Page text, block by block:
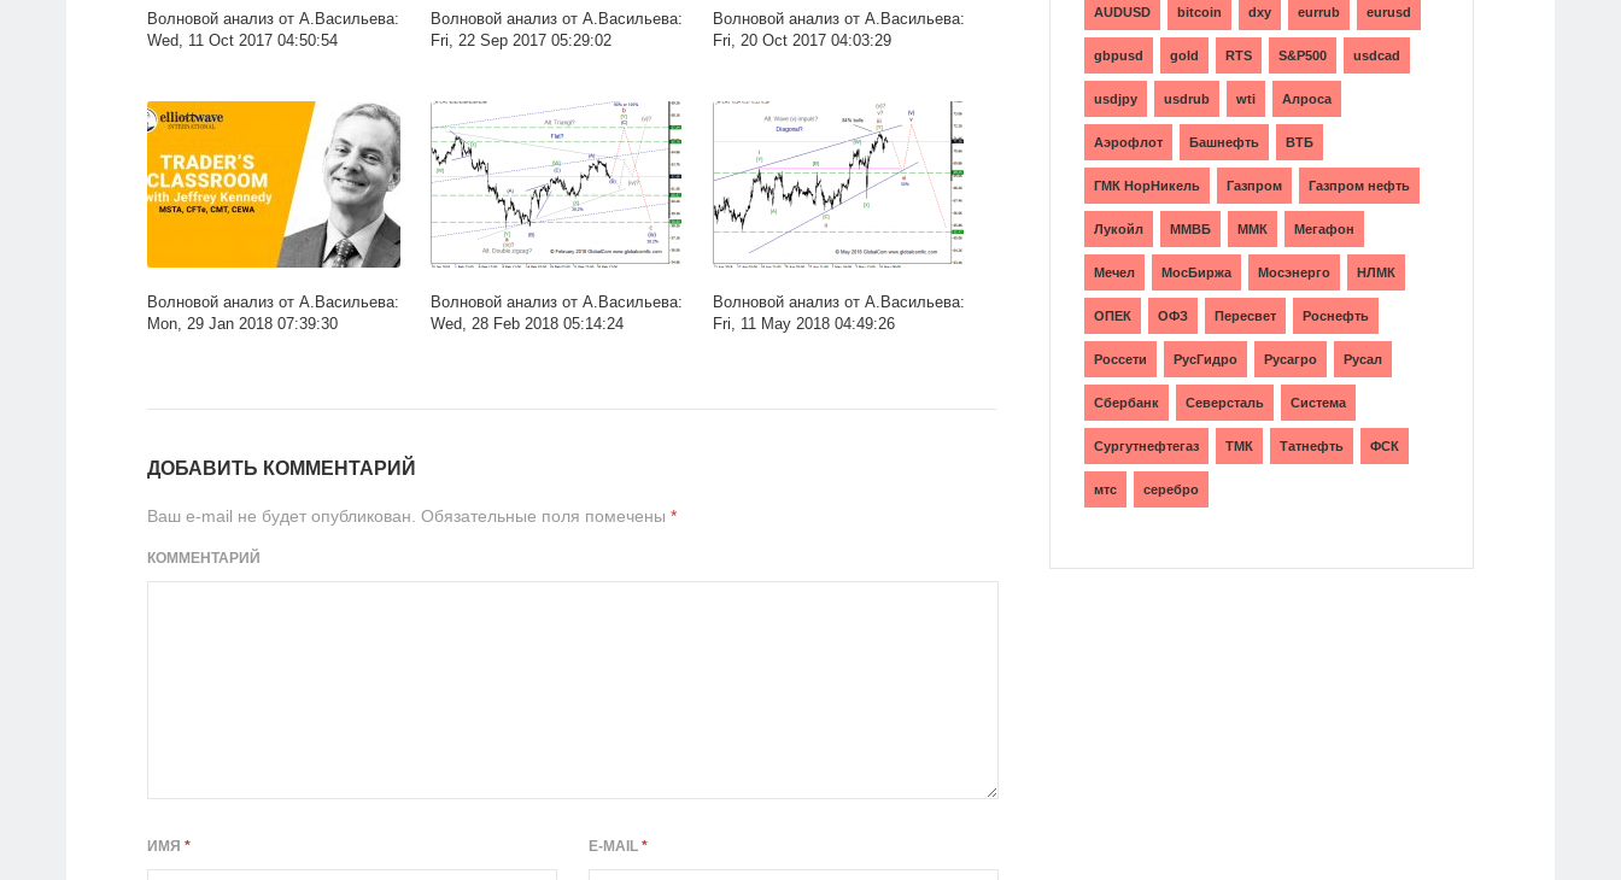
Волновой анализ от А.Васильева:
Wed, 11 Oct 2017 04:50:54
Волновой анализ от А.Васильева:
Fri, 22 Sep 2017 05:29:02
Волновой анализ от А.Васильева:
Fri, 20 Oct 2017 04:03:29
Волновой анализ от А.Васильева:
Mon, 29 Jan 2018 07:39:30
Волновой анализ от А.Васильева:
Wed, 28 Feb 2018 05:14:24
Волновой анализ от А.Васильева:
Fri, 11 May 2018 04:49:26
ДОБАВИТЬ КОММЕНТАРИЙ
Ваш e-mail не будет опубликован. Обязательные поля помечены *
КОММЕНТАРИЙ
ИМЯ * E-MAIL*
AUDUSD bitcoin dxy eurrub eurusd
gbpusd gold RTS S&P500 usdcad
usdjpy usdrub wti Алроса
Аэрофлот Башнефть ВТБ
ГМК НорНикель Газпром Газпром нефть
Лукойл ММВБ ММК Мегафон
Мечел МосБиржа Мосэнерго НЛМК
ОПЕК ОФЗ Пересвет Роснефть
Россети РусГидро Русагро Русал
Сбербанк Северсталь Система
Сургутнефтегаз ТМК Татнефть ФСК
мтс серебро